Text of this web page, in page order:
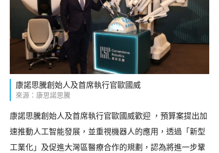
康諾思騰創始人及首席執行官歐國威
來源：康思諾思騰
康諾思騰創始人及首席執行官歐國威歡迎 ，預算案提出加
速推動人工智能發展，並重視機器人的應用，透過「新型
工業化」及促進大灣區醫療合作的規劃，認為將進一步鞏